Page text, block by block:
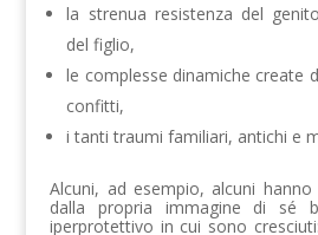
la strenua resistenza del
del figlio,
le complesse dinamiche create
confitti,
i tanti traumi familiari, antichi e
Alcuni, ad esempio, alcuni
dalla propria immagine di sé
iperprotettivo in cui sono